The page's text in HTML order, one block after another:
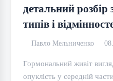
детальний розбір
типів і
Павло Мельниченко
Гормональний живіт
опуклість у середній